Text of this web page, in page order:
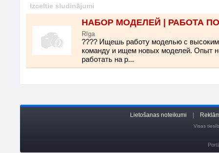
Izceltie sludinājumi
НАБОР МОДЕЛЕЙ | РАБОТА
Rīga
???? Ищешь работу моделью с
команду и ищем новых моделей. Опыт
работать на р...
Lietošanas noteikumi
Visas